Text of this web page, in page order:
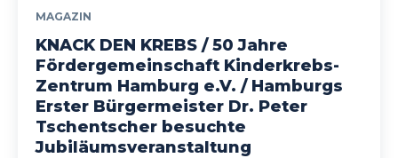
MAGAZIN
KNACK DEN KREBS / 50 Jahre
Fördergemeinschaft Kinderkrebs-
Zentrum Hamburg e.V. / Hamburgs
Erster Bürgermeister Dr. Peter
Tschentscher besuchte
Jubiläumsveranstaltung